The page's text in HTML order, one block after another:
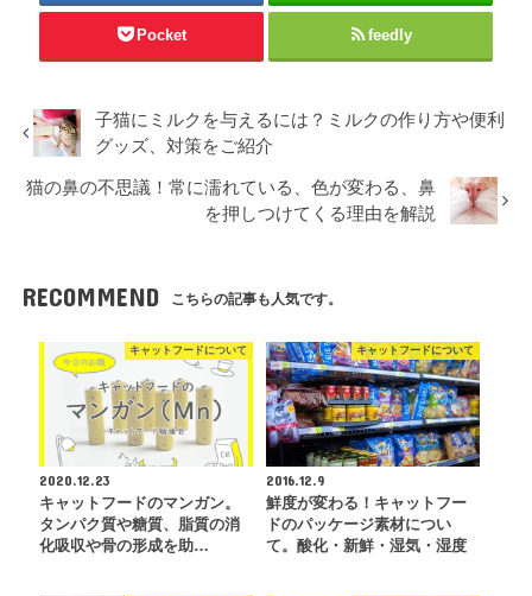
Pocket feedly
子猫にミルクを与えるには？ミルクの作り方や便利
グッズ、対策をご紹介
猫の鼻の不思議！常に濡れている、色が変わる、鼻
を押しつけてくる理由を解説
RECOMMEND こちらの記事も人気です。
キャットフードについて
2020.12.23
キャットフードのマンガン。
タンパク質や糖質、脂質の消
化吸収や骨の形成を助…
キャットフードについて
2016.12.9
鮮度が変わる！キャットフー
ドのパッケージ素材につい
て。酸化・新鮮・湿気・湿度